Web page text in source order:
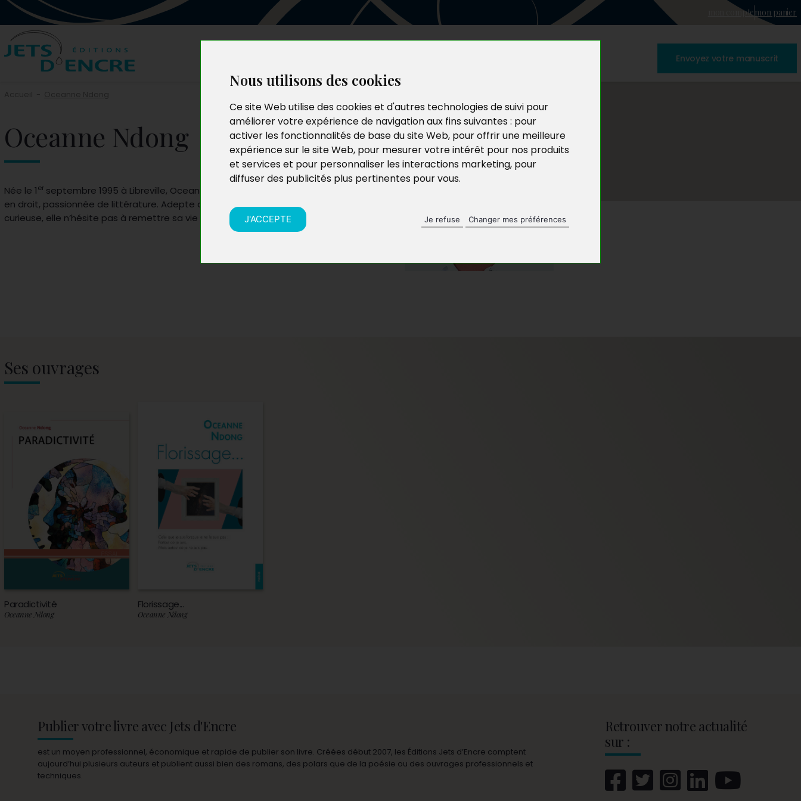
Nous utilisons des cookies
Ce site Web utilise des cookies et d'autres technologies de suivi pour
améliorer votre expérience de navigation aux fins suivantes : pour
activer les fonctionnalités de base du site Web, pour offrir une meilleure
expérience sur le site Web, pour mesurer votre intérêt pour nos produits
et services et pour personnaliser les interactions marketing, pour
diffuser des publicités plus pertinentes pour vous.
J'ACCEPTE Je refuse Changer mes préférences
mon comptemon panier
Envoyez votre manuscrit
Oceanne Ndong
Née le 1er septembre 1995 à Libreville, Oceanne Ndong est une jeune étudiante
en droit, passionnée de littérature. Adepte de philosophie et de nature
curieuse, elle n’hésite pas à remettre sa vie en question.
Ses ouvrages
Paradictivité
Oceanne Ndong
Florissage...
Oceanne Ndong
Publier votre livre avec Jets d'Encre
est un moyen professionnel, économique et rapide de publier son livre. Créées début 2007, les Éditions Jets d’Encre comptent
aujourd’hui plusieurs auteurs et publient aussi bien des romans, des polars que de la poésie ou des ouvrages professionnels et
techniques.
Retrouver notre actualité
sur :